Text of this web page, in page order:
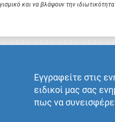
και να βλάψουν την
Εγγραφείτε στις
ειδικοί μας σας
πως να